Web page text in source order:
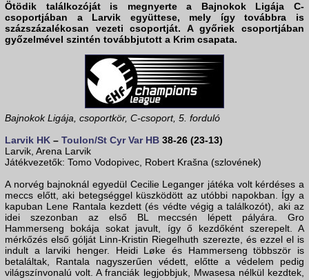
Ötödik találkozóját is megnyerte a Bajnokok Ligája
C-
csoportjában a Larvik együttese, mely így továbbra is
százszázalékosan vezeti csoportját. A győriek csoportjában
győzelmével szintén továbbjutott a Krim csapata.
Bajnokok Ligája, csoportkör, C-csoport, 5. forduló
Larvik HK – Toulon/St Cyr Var HB 38-26 (23-13)
Larvik, Arena Larvik
Játékvezetők: Tomo Vodopivec, Robert Krašna (szlovének)
A norvég bajnoknál egyedül Cecilie Leganger játéka volt kérdéses a
meccs előtt, aki betegséggel küszködött az utóbbi napokban. Így a
kapuban Lene Rantala kezdett (és védte végig a találkozót), aki az
idei szezonban az első BL meccsén lépett pályára. Gro
Hammerseng bokája sokat javult, így ő kezdőként szerepelt. A
mérkőzés első gólját Linn-Kristin Riegelhuth szerezte, és ezzel el is
indult a larviki henger. Heidi Løke és Hammerseng többször is
betaláltak, Rantala nagyszerűen védett, előtte a védelem pedig
világszínvonalú volt. A franciák legjobbjuk, Mwasesa nélkül kezdtek,